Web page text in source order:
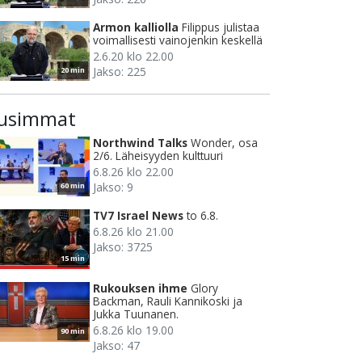
20 min
Armon kalliolla Filippus julistaa
voimallisesti vainojenkin keskellä
2.6.20 klo 22.00
Jakso: 225
60 min
Northwind Talks Wonder, osa
2/6. Läheisyyden kulttuuri
6.8.26 klo 22.00
Jakso: 9
15 min
TV7 Israel News to 6.8.
6.8.26 klo 21.00
Jakso: 3725
90 min
Rukouksen ihme Glory
Backman, Rauli Kannikoski ja
Jukka Tuunanen.
6.8.26 klo 19.00
Jakso: 47